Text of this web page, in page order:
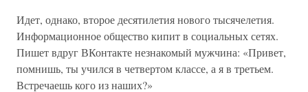
Идет, однако, второе десятилетия нового тысячелетия.
Информационное общество кипит в социальных сетях.
Пишет вдруг ВКонтакте незнакомый мужчина: «Привет,
помнишь, ты учился в четвертом классе, а я в третьем.
Встречаешь кого из наших?»